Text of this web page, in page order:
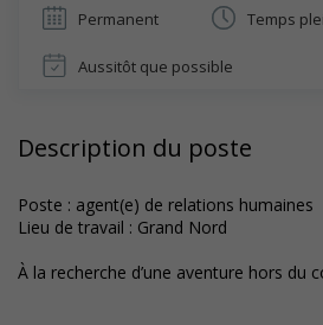
Permanent Temps
Aussitôt que possible
Description du poste
Poste : agent(e) de relations humaines
Lieu de travail : Grand Nord
À la recherche d’une aventure hors du